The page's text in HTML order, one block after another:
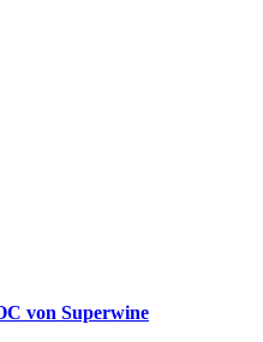
von Superwine